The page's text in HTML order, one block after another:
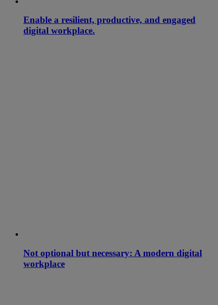
Enable a resilient, productive, and engaged
digital workplace.
Not optional but necessary: A modern digital
workplace